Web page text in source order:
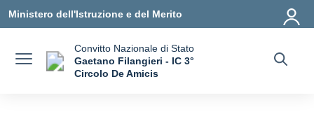
Ministero dell'Istruzione e del Merito
Convitto Nazionale di Stato
Gaetano Filangieri - IC 3°
Circolo De Amicis